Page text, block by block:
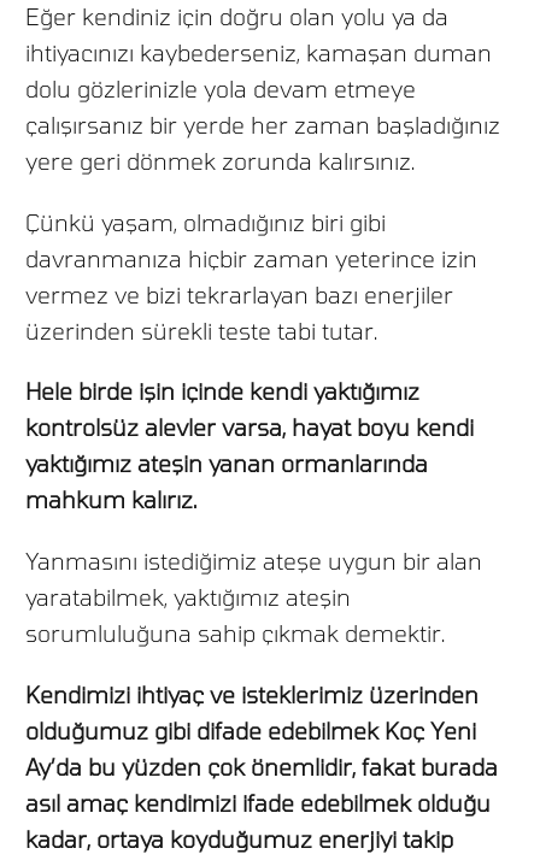
Eğer kendiniz için doğru olan yolu ya da
ihtiyacınızı kaybederseniz, kamaşan duman
dolu gözlerinizle yola devam etmeye
çalışırsanız bir yerde her zaman başladığınız
yere geri dönmek zorunda kalırsınız.
Çünkü yaşam, olmadığınız biri gibi
davranmanıza hiçbir zaman yeterince izin
vermez ve bizi tekrarlayan bazı enerjiler
üzerinden sürekli teste tabi tutar.
Hele birde işin içinde kendi yaktığımız
kontrolsüz alevler varsa, hayat boyu kendi
yaktığımız ateşin yanan ormanlarında
mahkum kalırız.
Yanmasını istediğimiz ateşe uygun bir alan
yaratabilmek, yaktığımız ateşin
sorumluluğuna sahip çıkmak demektir.
Kendimizi ihtiyaç ve isteklerimiz üzerinden
olduğumuz gibi difade edebilmek Koç Yeni
Ay’da bu yüzden çok önemlidir, fakat burada
asıl amaç kendimizi ifade edebilmek olduğu
kadar, ortaya koyduğumuz enerjiyi takip